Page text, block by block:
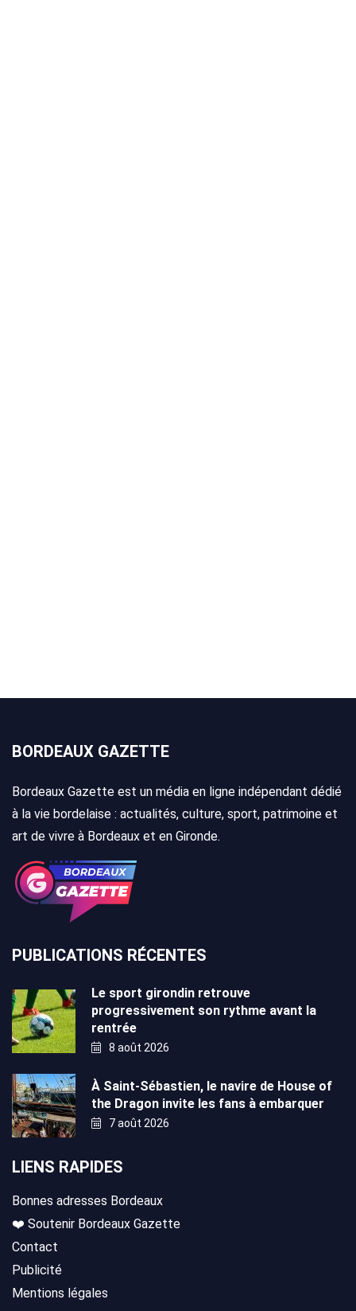
BORDEAUX GAZETTE
Bordeaux Gazette est un média en ligne indépendant dédié
à la vie bordelaise : actualités, culture, sport, patrimoine et
art de vivre à Bordeaux et en Gironde.
PUBLICATIONS RÉCENTES
Le sport girondin retrouve
progressivement son rythme avant la
rentrée
8 août 2026
À Saint-Sébastien, le navire de House of
the Dragon invite les fans à embarquer
7 août 2026
LIENS RAPIDES
Bonnes adresses Bordeaux
❤️ Soutenir Bordeaux Gazette
Contact
Publicité
Mentions légales